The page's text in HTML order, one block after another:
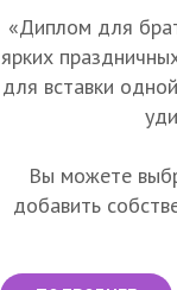
«Диплом для
ярких
для вставки
Вы можете
добавить